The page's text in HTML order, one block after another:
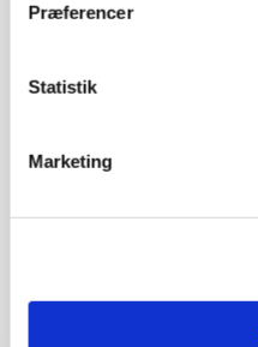
Præferencer
Statistik
Marketing